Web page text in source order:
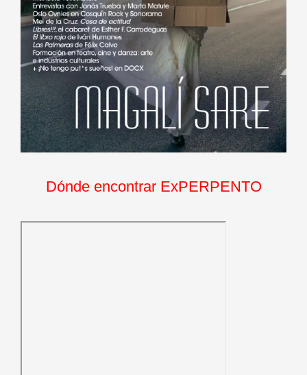
Dónde encontrar ExPERPENTO